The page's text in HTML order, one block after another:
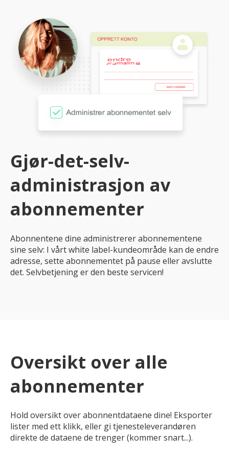
Gjør-det-selv-
administrasjon av
abonnementer
Abonnentene dine administrerer abonnementene
sine selv: I vårt white label-kundeområde kan de endre
adresse, sette abonnementet på pause eller avslutte
det. Selvbetjening er den beste servicen!
Oversikt over alle
abonnementer
Hold oversikt over abonnentdataene dine! Eksporter
lister med ett klikk, eller gi tjenesteleverandøren
direkte de dataene de trenger (kommer snart...).